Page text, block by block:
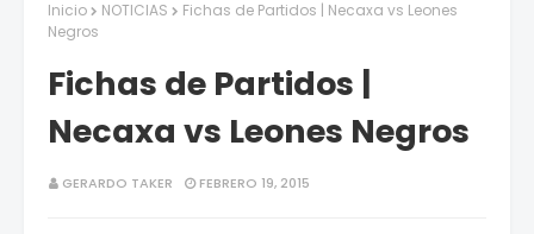
Inicio NOTICIAS
Fichas de Partidos | Necaxa vs Leones
Negros
Fichas de Partidos |
Necaxa vs Leones Negros
GERARDO TAKER FEBRERO 19, 2015